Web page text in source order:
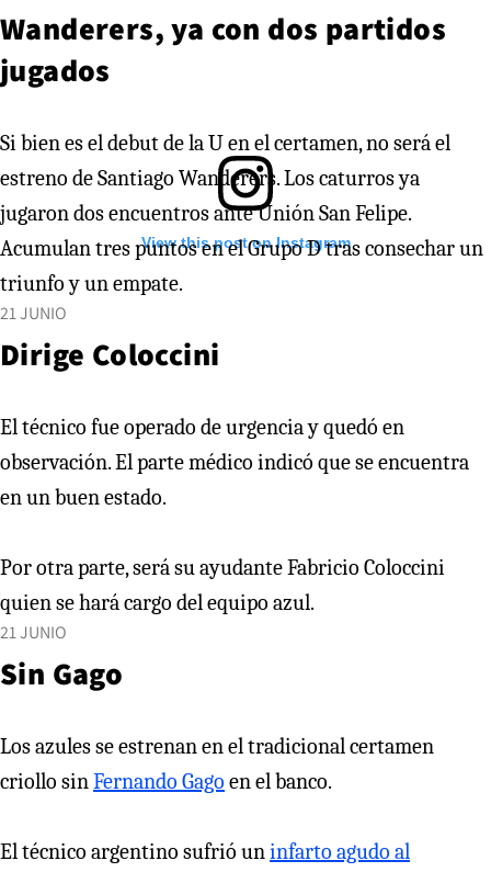
View this post on Instagram
Wanderers, ya con dos partidos
jugados
Si bien es el debut de la U en el certamen, no será el
estreno de Santiago Wanderers. Los caturros ya
jugaron dos encuentros ante Unión San Felipe.
Acumulan tres puntos en el Grupo D tras consechar un
triunfo y un empate.
21 JUNIO
Dirige Coloccini
El técnico fue operado de urgencia y quedó en
observación. El parte médico indicó que se encuentra
en un buen estado.
Por otra parte, será su ayudante Fabricio Coloccini
quien se hará cargo del equipo azul.
21 JUNIO
Sin Gago
Los azules se estrenan en el tradicional certamen
criollo sinFernando Gago en el banco.
El técnico argentino sufrió uninfarto agudo al